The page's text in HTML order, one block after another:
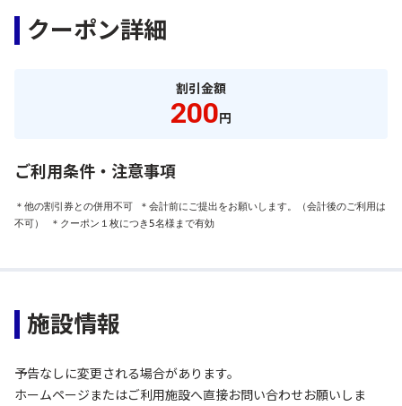
クーポン詳細
割引金額
200円
ご利用条件・注意事項
＊他の割引券との併用不可 ＊会計前にご提出をお願いします。（会計後のご利用は
不可） ＊クーポン１枚につき5名様まで有効
施設情報
予告なしに変更される場合があります。
ホームページまたはご利用施設へ直接お問い合わせお願いしま